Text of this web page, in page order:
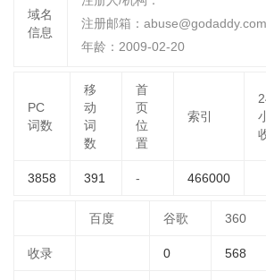
域名
信息
注册邮箱：abuse@godaddy.com
年龄：2009-02-20
PC
词数
移
动
词
数
首
页
位
置
索引
3858 391 - 466000
百度 谷歌 360
收录 0 568